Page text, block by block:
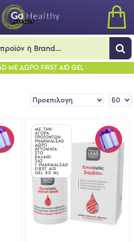
ΜΕ ΔΩΡΟ FIRST AID GEL
ΜΕ ΤΗΝ
ΑΓΟΡΑ
ΠΡΟΪΟΝΤΩΝ
PHARMALEAD
ΔΩΡΟ
ΑΥΤΟΜΑΤΑ
ΣΤΟ
ΚΑΛΑΘΙ
ΣΑΣ
1 PHARMALEAD
FIRST AID
GEL 50 ML